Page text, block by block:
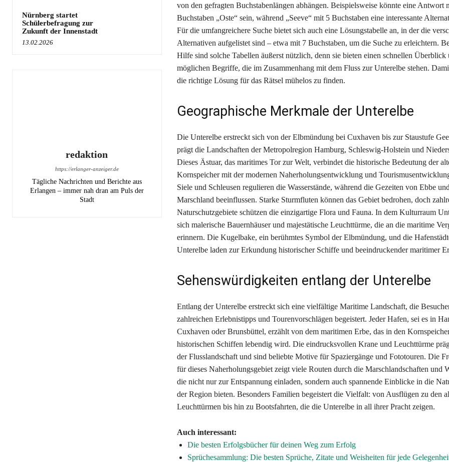
Nürnberg startet
Schülerbefragung zur
Zukunft der Innenstadt
13.02.2026
redaktion
https://erlanger-anzeiger.de
Tägliche Nachrichten und Berichte aus
Erlangen – immer nah dran am Puls der
Stadt
von den gefragten Buchstabenlängen abhängen. Beispielsweise könnte eine Antwort
Buchstaben „Oste“ sein, während „Seeve“ mit 5 Buchstaben eine interessante
Für die umfangreichere Suche bietet sich auch eine Lösungstabelle an, in der die
Alternativen aufgelistet sind – etwa mit 7 Buchstaben, um die Suche zu erleichtern.
Hilfe sind solche Tabellen äußerst nützlich, denn sie bieten einen schnellen Überblick
möglichen Begriffe, die im Zusammenhang mit dem Fluss zur Unterelbe stehen.
die richtige Lösung für das Rätsel mühelos zu finden.
Geographische Merkmale der Unterelbe
Die Unterelbe erstreckt sich von der Elbmündung bei Cuxhaven bis zur Staustufe
prägt die Landschaften der Metropolregion Hamburg, Schleswig-Holstein und
Dieses Ästuar, das maritimes Tor zur Welt, verbindet die historische Bedeutung der
Kornspeicher mit der modernen Naherholungsentwicklung und
Siele und Schleusen regulieren die Wasserstände, während die Gezeiten von Ebbe
Marschland beeinflussen. Starke Sturmfluten können das Gebiet bedrohen, doch
Naturschutzgebiete schützen die einzigartige Flora und Fauna. In dem Kulturraum
sich malerische Bauernhäuser und majestätische Leuchttürme, die an die maritime
erinnern. Die Kugelbake, ein berühmtes Symbol der Elbmündung, und die
Unterelbe laden zur Erkundung historischer Schiffe und beeindruckender maritimer
Sehenswürdigkeiten entlang der Unterelbe
Entlang der Unterelbe erstreckt sich eine vielfältige Maritime Landschaft, die
zahlreichen Erlebnistipps und Tourenvorschlägen begeistert. Jeder Hafen, sei es in
Cuxhaven oder Brunsbüttel, erzählt von dem maritimen Erbe, das in den
historischen Schiffen lebendig wird. Die eindrucksvollen Krane und Leuchttürme
der Flusslandschaft und sind beliebte Motive für Spaziergänge und Fototouren. Die
für dieses Naherholungsgebiet zeigt viele Routen durch die Marschlandschaften und
die nicht nur zur Entspannung einladen, sondern auch spannende Einblicke in die
der Region bieten. Besonders Familien begeistert die Vielfalt: von Ausflügen zu den
Leuchttürmen bis hin zu Bootsfahrten, die die Unterelbe in all ihrer Pracht zeigen.
Auch interessant:
Die besten Erfolgsbücher für deinen Weg zum Erfolg
Sprüchesammlung: Die besten Sprüche, Zitate und Weisheiten für jede